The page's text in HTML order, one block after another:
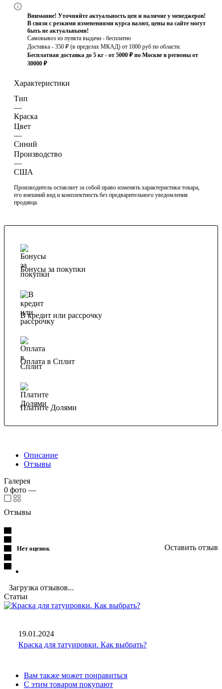
Внимание! Уточняйте актуальность цен и наличие у менеджеров!
В связи с резкими изменениями курса валют, цены на сайте могут
быть не актуальными!
Самовывоз из пункта выдачи - бесплатно
Доставка - 350 ₽ (в пределах МКАД) от 1000 руб по области.
Бесплатная доставка до 5 кг - от 5000 ₽ по Москве в регионы от
30000 ₽
Характеристики
Тип
—
Краска
Цвет
—
Синий
Производство
—
США
Производитель оставляет за собой право изменять характеристики товара,
его внешний вид и комплектность без предварительного уведомления
продавца.
Бонусы за покупки
В кредит или рассрочку
Оплата в Сплит
Платите Долями
Описание
Отзывы
Галерея
0 фото —
Отзывы
Нет оценок Оставить отзыв
Загрузка отзывов...
Статьи
19.01.2024
Краска для татуировки. Как выбрать?
Вам также может понравиться
С этим товаром покупают